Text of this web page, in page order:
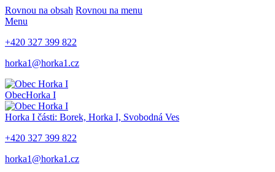
Rovnou na obsah Rovnou na menu
Menu
+420 327 399 822
horka1@horka1.cz
ObecHorka I
Horka I části: Borek, Horka I, Svobodná Ves
+420 327 399 822
horka1@horka1.cz